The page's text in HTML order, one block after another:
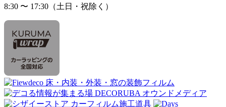
8:30 〜 17:30（土日・祝除く）